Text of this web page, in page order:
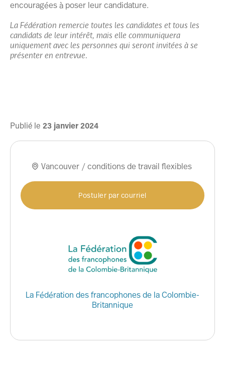
encouragées à poser leur candidature.
La Fédération remercie toutes les candidates et tous les
candidats de leur intérêt, mais elle communiquera
uniquement avec les personnes qui seront invitées à se
présenter en entrevue.
Publié le 23 janvier2024
 Vancouver / conditions de travail flexibles
Postuler par courriel
La Fédération des francophones de la Colombie-
Britannique